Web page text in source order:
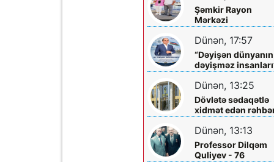
Şəmkir Rayon
Mərkəzi
Xəstəxanasının
həkimi Ceyhun
Rəsulov və arvadı
Arzu Əskərovanın
icra etdiyi mioma
əməliyyatından
sonra qadının
ölümü ilə bağlı
Şəmkir rayon
araşdırma aparılır
Dünən, 17:57
“Dəyişən dünyanın
dəyişməz
layihəsində...
Dünən, 13:25
Dövlətə sədaqətlə
xidmət edən
Şəmkir Elektrik
Şəbəkəsinin rəisi
Mehman Xəlilovun
fəaliyyəti
Dünən, 13:13
Professor Dilqəm
Quliyev - 76